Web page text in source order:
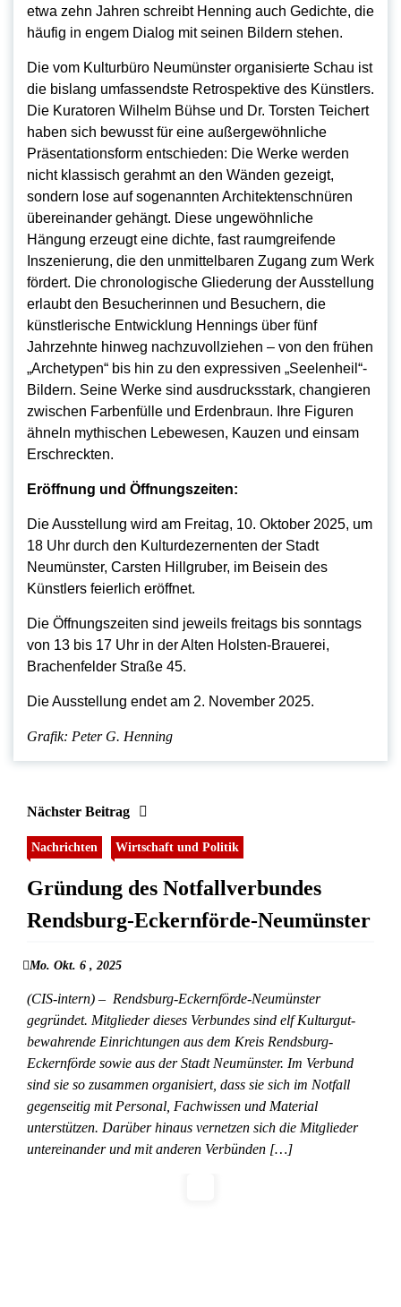
etwa zehn Jahren schreibt Henning auch Gedichte, die
häufig in engem Dialog mit seinen Bildern stehen.
Die vom Kulturbüro Neumünster organisierte Schau ist
die bislang umfassendste Retrospektive des Künstlers.
Die Kuratoren Wilhelm Bühse und Dr. Torsten Teichert
haben sich bewusst für eine außergewöhnliche
Präsentationsform entschieden: Die Werke werden
nicht klassisch gerahmt an den Wänden gezeigt,
sondern lose auf sogenannten Architektenschnüren
übereinander gehängt. Diese ungewöhnliche
Hängung erzeugt eine dichte, fast raumgreifende
Inszenierung, die den unmittelbaren Zugang zum Werk
fördert. Die chronologische Gliederung der Ausstellung
erlaubt den Besucherinnen und Besuchern, die
künstlerische Entwicklung Hennings über fünf
Jahrzehnte hinweg nachzuvollziehen – von den frühen
„Archetypen“ bis hin zu den expressiven „Seelenheil“-
Bildern. Seine Werke sind ausdrucksstark, changieren
zwischen Farbenfülle und Erdenbraun. Ihre Figuren
ähneln mythischen Lebewesen, Kauzen und einsam
Erschreckten.
Eröffnung und Öffnungszeiten:
Die Ausstellung wird am Freitag, 10. Oktober 2025, um
18 Uhr durch den Kulturdezernenten der Stadt
Neumünster, Carsten Hillgruber, im Beisein des
Künstlers feierlich eröffnet.
Die Öffnungszeiten sind jeweils freitags bis sonntags
von 13 bis 17 Uhr in der Alten Holsten-Brauerei,
Brachenfelder Straße 45.
Die Ausstellung endet am 2. November 2025.
Grafik: Peter G. Henning
Nächster Beitrag
Nachrichten Wirtschaft und Politik
Gründung des Notfallverbundes
Rendsburg-Eckernförde-Neumünster
Mo. Okt. 6 , 2025
(CIS-intern) – Rendsburg-Eckernförde-Neumünster
gegründet. Mitglieder dieses Verbundes sind elf Kulturgut-
bewahrende Einrichtungen aus dem Kreis Rendsburg-
Eckernförde sowie aus der Stadt Neumünster. Im Verbund
sind sie so zusammen organisiert, dass sie sich im Notfall
gegenseitig mit Personal, Fachwissen und Material
unterstützen. Darüber hinaus vernetzen sich die Mitglieder
untereinander und mit anderen Verbünden […]